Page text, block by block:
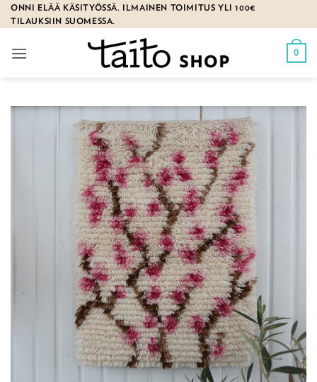
Skip
to
ONNI ELÄÄ KÄSITYÖSSÄ. ILMAINEN TOIMITUS YLI 100€
TILAUKSIIN SUOMESSA.
0